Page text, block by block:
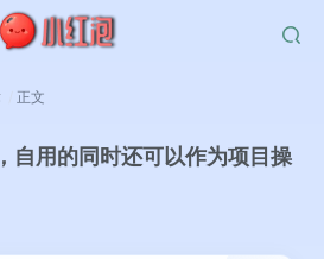
正文
自用的同时还可以作为项目操